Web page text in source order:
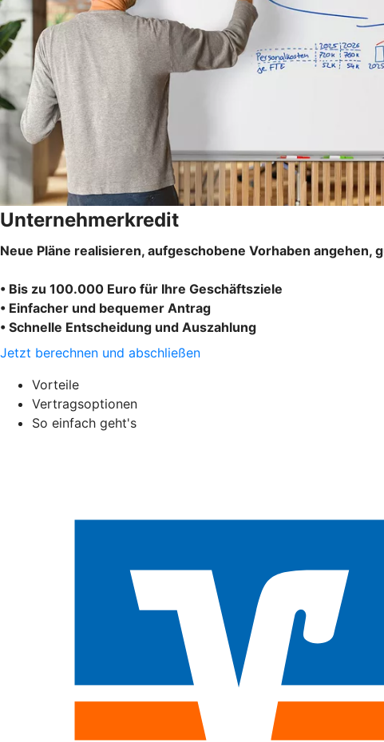
Unternehmerkredit
Neue Pläne realisieren, aufgeschobene Vorhaben
• Bis zu 100.000 Euro für Ihre Geschäftsziele
• Einfacher und bequemer Antrag
• Schnelle Entscheidung und Auszahlung
Jetzt berechnen und abschließen
Vorteile
Vertragsoptionen
So einfach geht's